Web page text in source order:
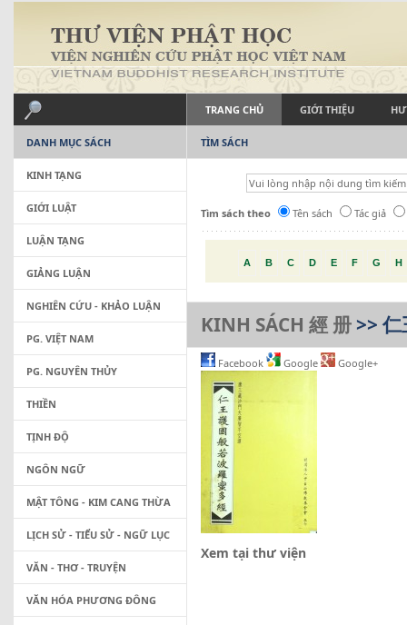
TRANG CHỦ GIỚI THIỆU
TÌM SÁCH
Tìm sách theo Tên sách Tác giả
A B C D E F G H
KINH SÁCH 經 册 >>
Facebook Google Google+
Xem tại thư viện
DANH MỤC SÁCH
KINH TẠNG
GIỚI LUẬT
LUẬN TẠNG
GIẢNG LUẬN
NGHIÊN CỨU - KHẢO LUẬN
PG. VIỆT NAM
PG. NGUYÊN THỦY
THIỀN
TỊNH ĐỘ
NGÔN NGỮ
MẬT TÔNG - KIM CANG THỪA
LỊCH SỬ - TIỂU SỬ - NGỮ LỤC
VĂN - THƠ - TRUYỆN
VĂN HÓA PHƯƠNG ĐÔNG